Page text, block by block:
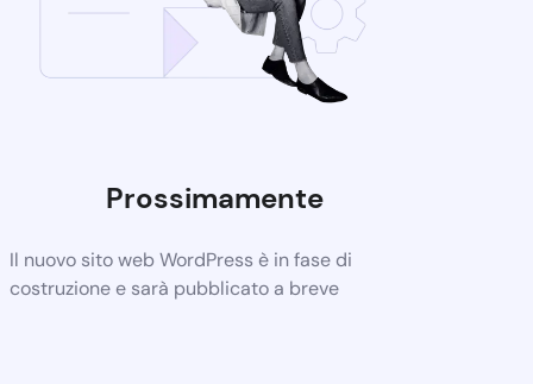
Prossimamente
Il nuovo sito web WordPress è in fase di
costruzione e sarà pubblicato a breve